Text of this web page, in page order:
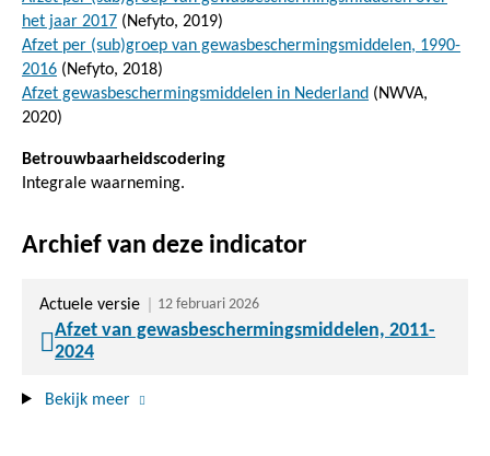
het jaar 2017 (Nefyto, 2019)
Afzet per (sub)groep van gewasbeschermingsmiddelen, 1990-
2016 (Nefyto, 2018)
Afzet gewasbeschermingsmiddelen in Nederland (NWVA,
2020)
Betrouwbaarheidscodering
Integrale waarneming.
Archief van deze indicator
Actuele versie 12 februari 2026
Afzet van gewasbeschermingsmiddelen, 2011-
2024
Bekijk meer